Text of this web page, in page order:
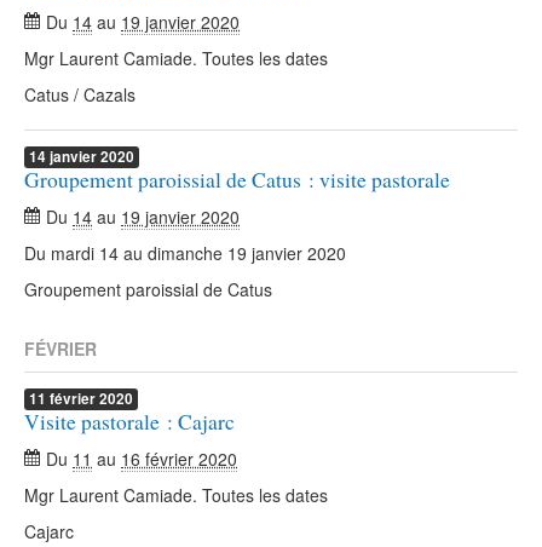
Du 14 au 19 janvier 2020
Mgr Laurent Camiade. Toutes les dates
Catus / Cazals
14janvier2020
Groupement paroissial de Catus : visite pastorale
Du 14 au 19 janvier 2020
Du mardi 14 au dimanche 19 janvier 2020
Groupement paroissial de Catus
FÉVRIER
11 février2020
Visite pastorale : Cajarc
Du 11 au 16 février 2020
Mgr Laurent Camiade. Toutes les dates
Cajarc